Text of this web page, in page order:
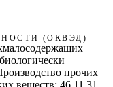
(ОКВЭД)
прочих